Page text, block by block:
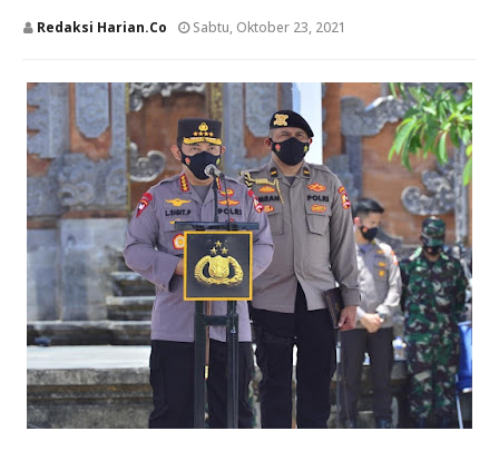
Redaksi Harian.co Sabtu, Oktober 23, 2021